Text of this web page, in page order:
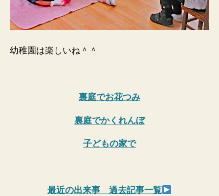
幼稚園は楽しいね＾＾
裏庭でお花つみ
裏庭でかくれんぼ
子どもの家で
最近の出来事 過去記事一覧